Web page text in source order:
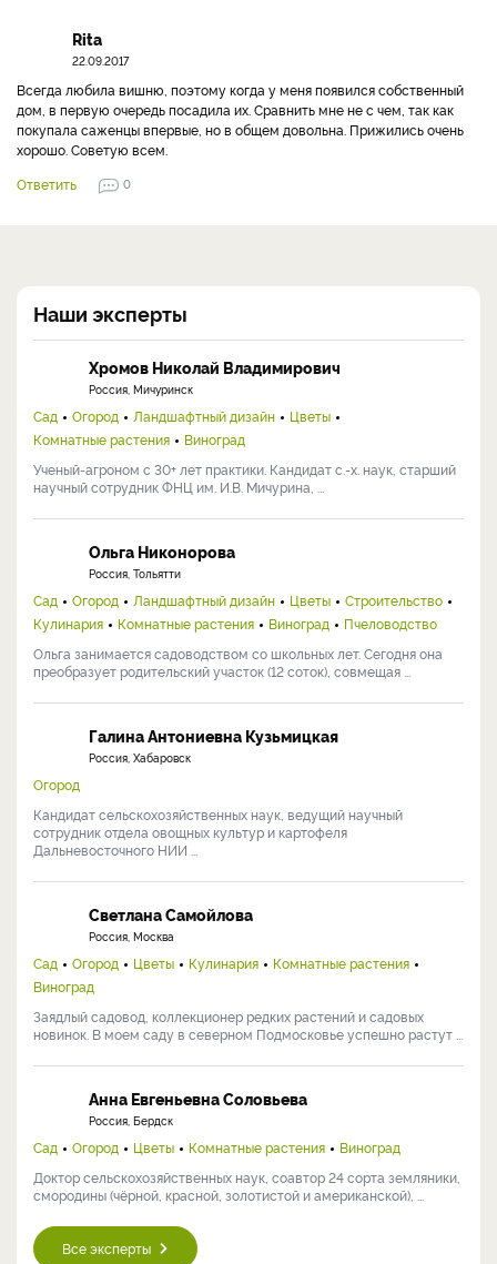
Rita
22.09.2017
Всегда любила вишню, поэтому когда у меня появился собственный
дом, в первую очередь посадила их. Сравнить мне не с чем, так как
покупала саженцы впервые, но в общем довольна. Прижились очень
хорошо. Советую всем.
Ответить
0
Наши эксперты
Хромов Николай Владимирович
Россия, Мичуринск
Сад Огород Ландшафтный дизайн
Цветы
Комнатные растения
Виноград
Ученый-агроном с 30+ лет практики. Кандидат с.-х. наук, старший
научный сотрудник ФНЦ им. И.В. Мичурина, ...
Ольга Никонорова
Россия, Тольятти
Сад Огород Ландшафтный дизайн Цветы
Строительство
Кулинария
Комнатные растения Виноград
Пчеловодство
Ольга занимается садоводством со школьных лет. Сегодня она
преобразует родительский участок (12 соток), совмещая ...
Галина Антониевна Кузьмицкая
Россия, Хабаровск
Огород
Кандидат сельскохозяйственных наук, ведущий научный
сотрудник отдела овощных культур и картофеля
Дальневосточного НИИ ...
Светлана Самойлова
Россия, Москва
Сад Огород Цветы Кулинария
Комнатные растения
Виноград
Заядлый садовод, коллекционер редких растений и садовых
новинок. В моем саду в северном Подмосковье успешно растут ...
Анна Евгеньевна Соловьева
Россия, Бердск
Сад Огород Цветы Комнатные растения
Виноград
Доктор сельскохозяйственных наук, соавтор 24 сорта земляники,
смородины (чёрной, красной, золотистой и американской), ...
Все эксперты